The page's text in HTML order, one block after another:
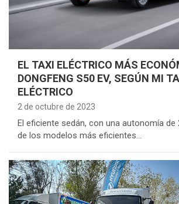
EL TAXI ELÉCTRICO MÁS
DONGFENG S50 EV, SEGÚN MI
ELÉCTRICO
2 de octubre de 2023
El eficiente sedán, con una autonomía de
de los modelos más eficientes…